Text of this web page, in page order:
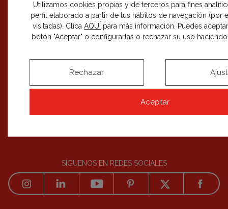
Utilizamos cookies propias y de terceros para fines
perfil elaborado a partir de tus hábitos de navegación (por
visitadas). Clica AQUÍ para más información. Puedes
botón "Aceptar" o configurarlas o rechazar su uso
Aceptar
Rechazar
DECORACIÓN +
CÓMO PARTICIPAR +
SÍGUENOS EN REDES SOCIALES